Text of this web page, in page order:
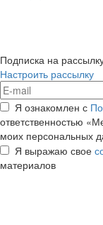
Подписка на
Настроить рассылку
Я ознакомлен с
ответственностью
моих персональных
Я выражаю свое
материалов